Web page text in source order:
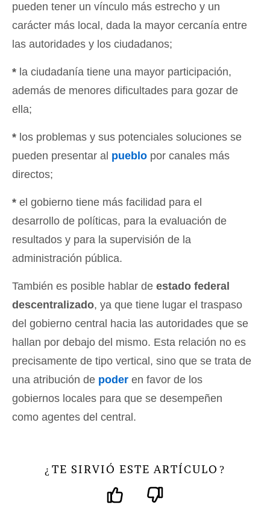
pueden tener un vínculo más estrecho y un
carácter más local, dada la mayor cercanía entre
las autoridades y los ciudadanos;
* la ciudadanía tiene una mayor participación,
además de menores dificultades para gozar de
ella;
* los problemas y sus potenciales soluciones se
pueden presentar al pueblo por canales más
directos;
* el gobierno tiene más facilidad para el
desarrollo de políticas, para la evaluación de
resultados y para la supervisión de la
administración pública.
También es posible hablar de estado federal
descentralizado, ya que tiene lugar el traspaso
del gobierno central hacia las autoridades que se
hallan por debajo del mismo. Esta relación no es
precisamente de tipo vertical, sino que se trata de
una atribución de poder en favor de los
gobiernos locales para que se desempeñen
como agentes del central.
¿ TE SIRVIÓ ESTE ARTÍCULO ?